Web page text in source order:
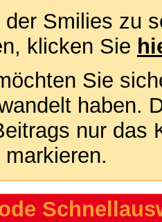
Smilies zu
klicken Sie
Sie
haben.
nur das